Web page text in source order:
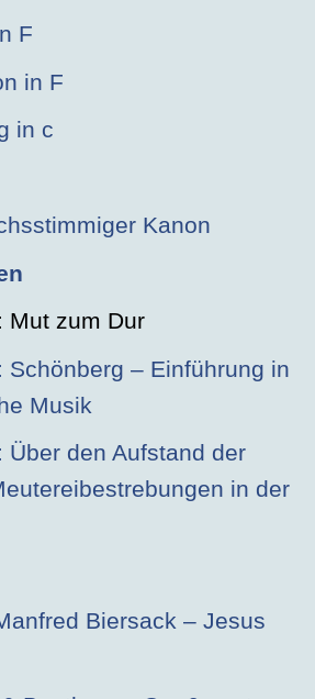
F
in F
in c
Kanon
Mut zum Dur
Schönberg – Einführung in
Musik
Über den Aufstand der
in der
Biersack – Jesus